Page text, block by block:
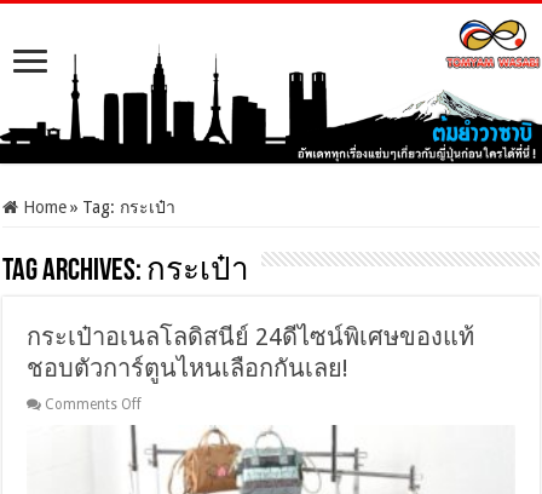
Home » Tag: กระเป๋า
Tag Archives: กระเป๋า
กระเป๋าอเนลโลดิสนีย์ 24ดีไซน์พิเศษของแท้
ชอบตัวการ์ตูนไหนเลือกกันเลย!
Comments Offon
เป๋า
อเนล